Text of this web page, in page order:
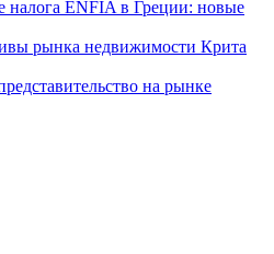
налога ENFIA в Греции: новые
рынка недвижимости Крита
на рынке